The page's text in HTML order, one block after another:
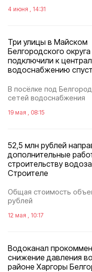
4 июня , 14:31
Три улицы в Майском
Белгородского округа
подключили к
водоснабжению
В посёлке под
сетей водоснабжения
19 мая , 08:15
52,5 млн рублей
дополнительные
строительству
Строителе
Общая стоимость
рублей
12 мая , 10:17
Водоканал
снижение давления
районе Харгоры